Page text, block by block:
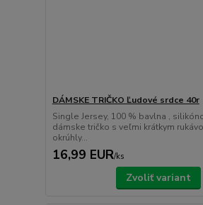
DÁMSKE TRIČKO Ľudové srdce 40r
Single Jersey, 100 % bavlna ,
dámske tričko s veľmi krátkym
okrúhly...
16,99 EUR/ks
Zvoliť variant